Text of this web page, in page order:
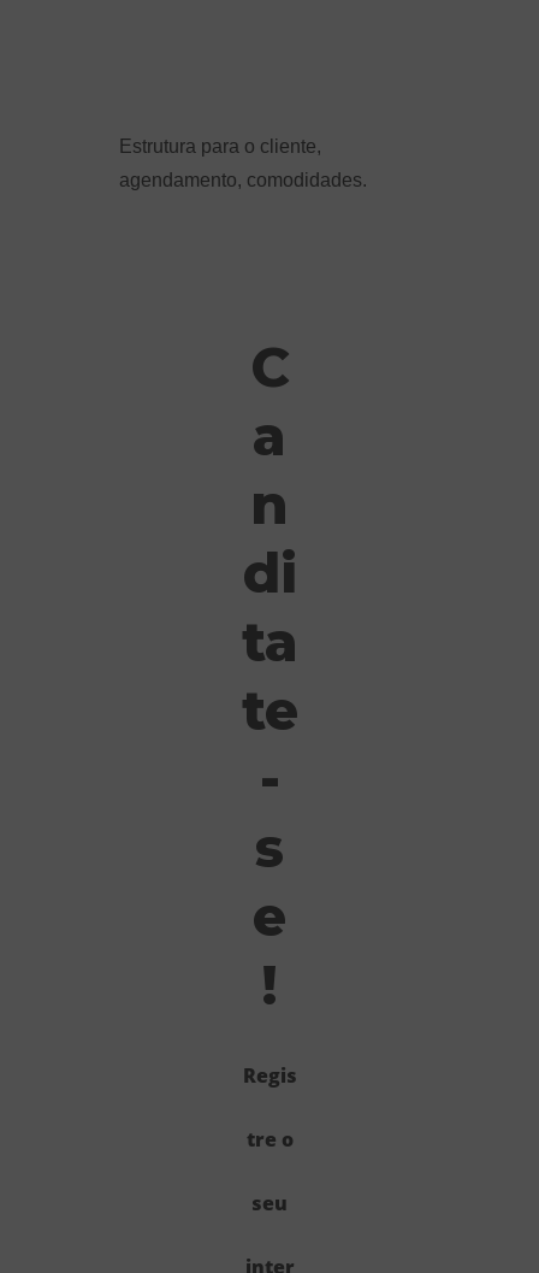
Estrutura para o cliente,
agendamento, comodidades.
C
a
n
di
ta
te
-
s
e
!
Regis
tre o
seu
inter